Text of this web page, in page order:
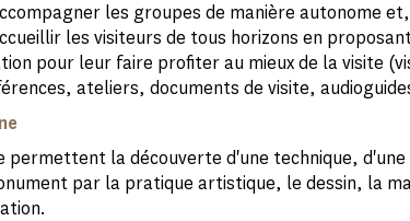
les groupes de manière autonome
les visiteurs de tous horizons en
pour leur faire profiter au mieux de la visite
ateliers, documents de visite,
permettent la découverte d'une technique, d'une
par la pratique artistique, le dessin, la